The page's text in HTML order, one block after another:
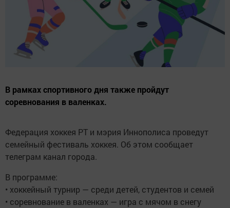
В рамках спортивного дня также пройдут
соревнования в валенках.
Федерация хоккея РТ и мэрия Иннополиса проведут
семейный фестиваль хоккея. Об этом сообщает
телеграм канал города.
В программе:
• хоккейный турнир — среди детей, студентов и семей
• соревнование в валенках — игра с мячом в снегу